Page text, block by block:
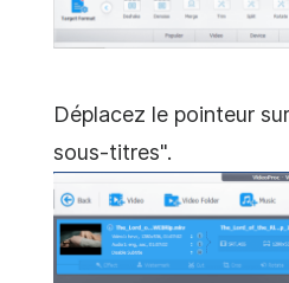
Déplacez le pointeur
sous-titres".